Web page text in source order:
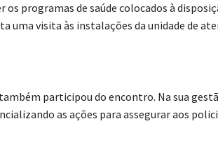
programas de saúde colocados à
uma visita às instalações da unidade de
participou do encontro. Na sua
as ações para assegurar aos